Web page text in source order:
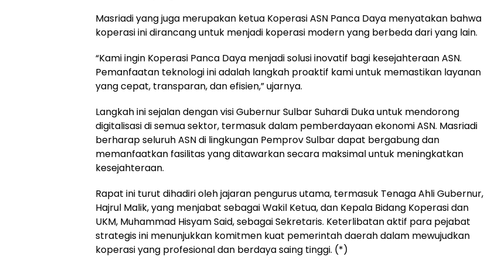
Masriadi yang juga merupakan ketua Koperasi ASN Panca Daya menyatakan bahwa
koperasi ini dirancang untuk menjadi koperasi modern yang berbeda dari yang lain.
“Kami ingin Koperasi Panca Daya menjadi solusi inovatif bagi kesejahteraan ASN.
Pemanfaatan teknologi ini adalah langkah proaktif kami untuk memastikan layanan
yang cepat, transparan, dan efisien,” ujarnya.
Langkah ini sejalan dengan visi Gubernur Sulbar Suhardi Duka untuk mendorong
digitalisasi di semua sektor, termasuk dalam pemberdayaan ekonomi ASN. Masriadi
berharap seluruh ASN di lingkungan Pemprov Sulbar dapat bergabung dan
memanfaatkan fasilitas yang ditawarkan secara maksimal untuk meningkatkan
kesejahteraan.
Rapat ini turut dihadiri oleh jajaran pengurus utama, termasuk Tenaga Ahli Gubernur,
Hajrul Malik, yang menjabat sebagai Wakil Ketua, dan Kepala Bidang Koperasi dan
UKM, Muhammad Hisyam Said, sebagai Sekretaris. Keterlibatan aktif para pejabat
strategis ini menunjukkan komitmen kuat pemerintah daerah dalam mewujudkan
koperasi yang profesional dan berdaya saing tinggi. (*)